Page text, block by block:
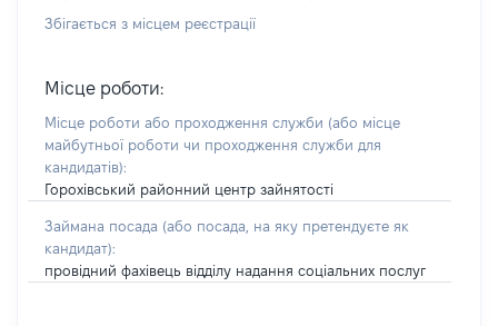
Збігається з місцем реєстрації
Місце роботи:
Місце роботи або проходження служби (або місце
майбутньої роботи чи проходження служби для
кандидатів):
Горохівський районний центр зайнятості
Займана посада (або посада, на яку претендуєте як
кандидат):
провідний фахівець відділу надання соціальних послуг